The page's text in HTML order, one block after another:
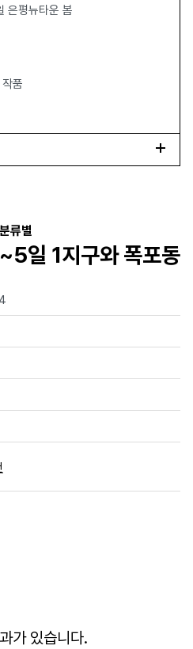
은평뉴타운 봄
품
분류별
일 1지구와 폭포동
가 있습니다.